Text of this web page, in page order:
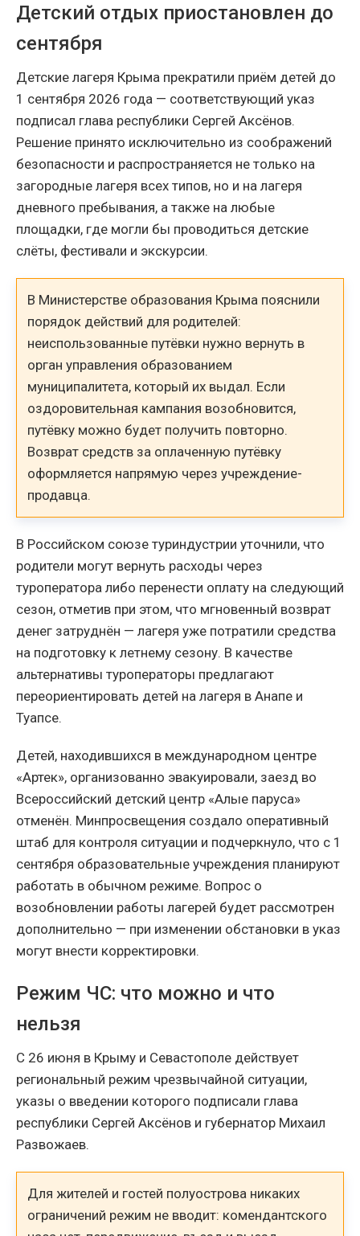
Детский отдых приостановлен до
сентября
Детские лагеря Крыма прекратили приём детей до
1 сентября 2026 года — соответствующий указ
подписал глава республики Сергей Аксёнов.
Решение принято исключительно из соображений
безопасности и распространяется не только на
загородные лагеря всех типов, но и на лагеря
дневного пребывания, а также на любые
площадки, где могли бы проводиться детские
слёты, фестивали и экскурсии.
В Министерстве образования Крыма пояснили
порядок действий для родителей:
неиспользованные путёвки нужно вернуть в
орган управления образованием
муниципалитета, который их выдал. Если
оздоровительная кампания возобновится,
путёвку можно будет получить повторно.
Возврат средств за оплаченную путёвку
оформляется напрямую через учреждение-
продавца.
В Российском союзе туриндустрии уточнили, что
родители могут вернуть расходы через
туроператора либо перенести оплату на следующий
сезон, отметив при этом, что мгновенный возврат
денег затруднён — лагеря уже потратили средства
на подготовку к летнему сезону. В качестве
альтернативы туроператоры предлагают
переориентировать детей на лагеря в Анапе и
Туапсе.
Детей, находившихся в международном центре
«Артек», организованно эвакуировали, заезд во
Всероссийский детский центр «Алые паруса»
отменён. Минпросвещения создало оперативный
штаб для контроля ситуации и подчеркнуло, что с 1
сентября образовательные учреждения планируют
работать в обычном режиме. Вопрос о
возобновлении работы лагерей будет рассмотрен
дополнительно — при изменении обстановки в указ
могут внести корректировки.
Режим ЧС: что можно и что
нельзя
С 26 июня в Крыму и Севастополе действует
региональный режим чрезвычайной ситуации,
указы о введении которого подписали глава
республики Сергей Аксёнов и губернатор Михаил
Развожаев.
Для жителей и гостей полуострова никаких
ограничений режим не вводит: комендантского